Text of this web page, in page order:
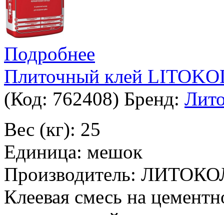
Подробнее
Плиточный клей
(Код: 762408) Бренд:
Вес (кг): 25
Единица: мешок
Производитель:
Клеевая смесь на